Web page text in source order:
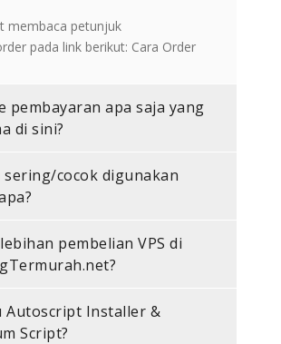
membaca petunjuk
pada link berikut: Cara Order
pembayaran apa saja yang
di sini?
sering/cocok digunakan
pembelian VPS di
Autoscript Installer &
Script?